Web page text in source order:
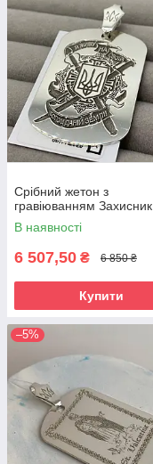
Срібний жетон з
гравіюванням Захисник
В наявності
6 507,50 ₴ 6 850 ₴
Купити
–5%